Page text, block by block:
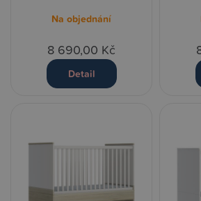
Na objednání
8 690,00 Kč
Detail